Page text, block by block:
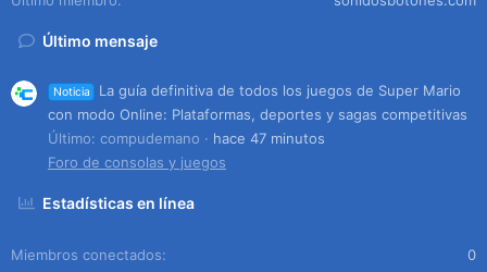
Último mensaje
Noticia
La guía definitiva de todos los juegos de Super Mario
con modo Online: Plataformas, deportes y sagas competitivas
Último: compudemano
hace 47 minutos
Foro de consolas y juegos
Estadísticas en línea
Miembros conectados
0